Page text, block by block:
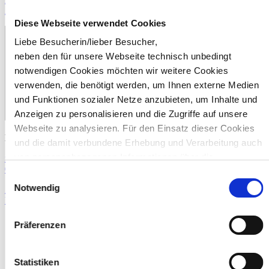
Diese Webseite verwendet Cookies
Liebe Besucherin/lieber Besucher,
neben den für unsere Webseite technisch unbedingt
notwendigen Cookies möchten wir weitere Cookies
verwenden, die benötigt werden, um Ihnen externe Medien
und Funktionen sozialer Netze anzubieten, um Inhalte und
Anzeigen zu personalisieren und die Zugriffe auf unsere
Webseite zu analysieren. Für den Einsatz dieser Cookies
und die damit verbundene Erhebung und Verarbeitung auch
Einverständnis, das Sie durch Ihre eigene Auswahl
bestimmen können und durch „Auswahl erlauben“ oder
„Cookies zulassen“ erklären. Vollständige Informationen zu
den von uns eingesetzten bzw. angebotenen Cookie-
unserer Datenschutzerklärung.
Einwilligungsauswahl
Notwendig
Präferenzen
Statistiken
Kontakt
infovrg.de
0441 3907-0
Zum Kontaktformular
Personen in der VRG